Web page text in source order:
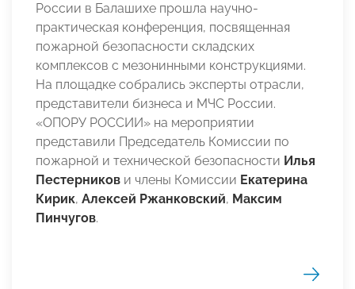
России в Балашихе прошла научно-
практическая конференция, посвященная
пожарной безопасности складских
комплексов с мезонинными конструкциями.
На площадке собрались эксперты отрасли,
представители бизнеса и МЧС России.
«ОПОРУ РОССИИ» на мероприятии
представили Председатель Комиссии по
пожарной и технической безопасности Илья
Пестерников и члены Комиссии Екатерина
Кирик, Алексей Ржанковский, Максим
Пинчугов.